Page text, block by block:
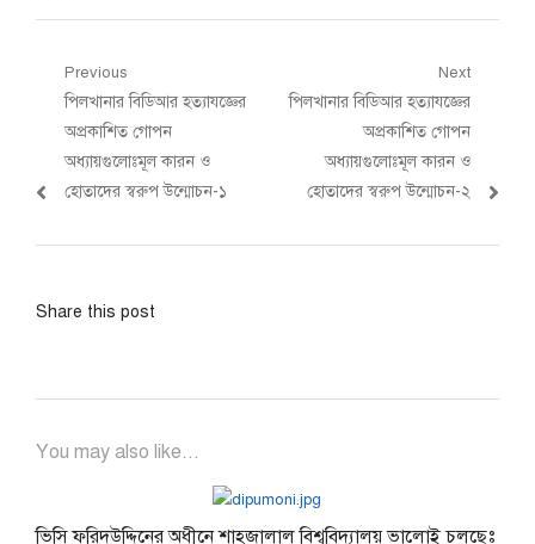
Post
navigation
Previous
Previous
post:
পিলখানার বিডিআর হত্যাযজ্ঞের
অপ্রকাশিত গোপন
অধ্যায়গুলোঃমূল কারন ও
হোতাদের স্বরুপ উন্মোচন-১
Next
Next
পিলখানার বিডিআর হত্যাযজ্ঞের
অপ্রকাশিত গোপন
অধ্যায়গুলোঃমূল কারন ও
হোতাদের স্বরুপ উন্মোচন-২
Share this post
You may also like...
ভিসি ফরিদউদ্দিনের অধীনে শাহজালাল বিশ্ববিদ্যালয় ভালোই চলছেঃ